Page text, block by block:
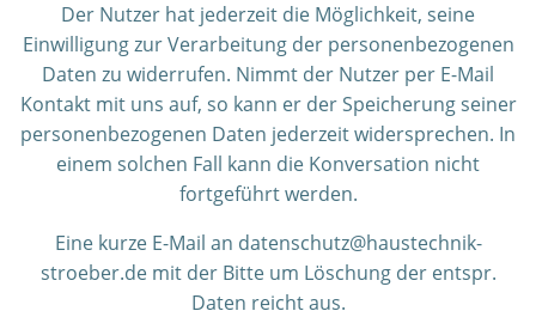
Der Nutzer hat jederzeit die Möglichkeit, seine
Einwilligung zur Verarbeitung der personenbezogenen
Daten zu widerrufen. Nimmt der Nutzer per E-Mail
Kontakt mit uns auf, so kann er der Speicherung seiner
personenbezogenen Daten jederzeit widersprechen. In
einem solchen Fall kann die Konversation nicht
fortgeführt werden.
Eine kurze E-Mail an datenschutz@haustechnik-
stroeber.de mit der Bitte um Löschung der entspr.
Daten reicht aus.